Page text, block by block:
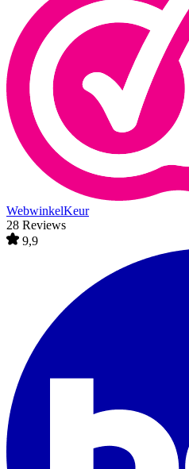
WebwinkelKeur
28 Reviews
9,9